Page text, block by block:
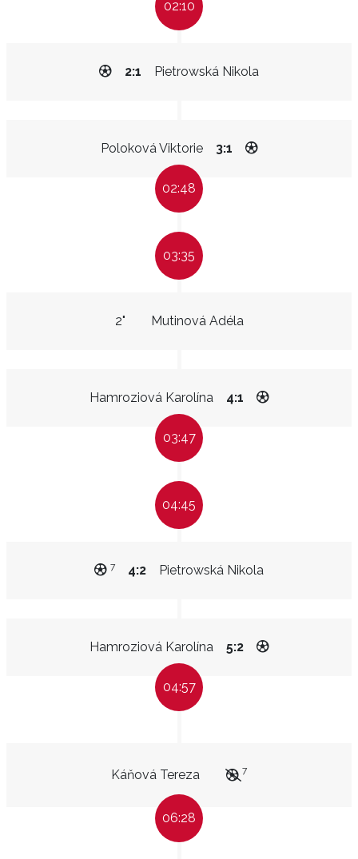
02:10
Pietrowská Nikola
2:1
Poloková Viktorie 3:1
02:48
03:35
Mutinová Adéla
2"
Hamroziová Karolína 4:1
03:47
04:45
Pietrowská Nikola
4:2
7
Hamroziová Karolína 5:2
04:57
Káňová Tereza 7
06:28